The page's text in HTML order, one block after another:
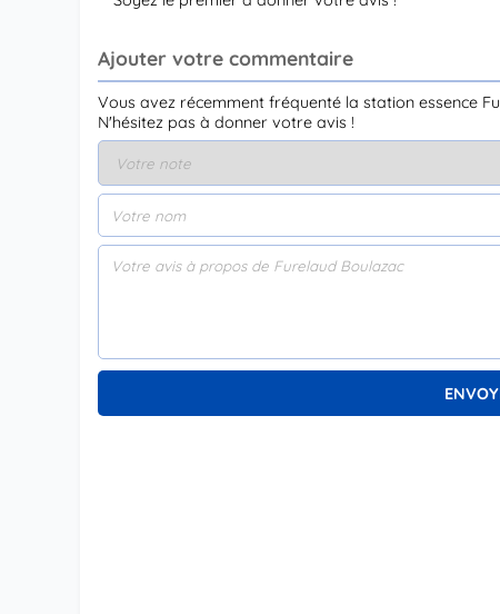
Ajouter votre commentaire
Vous avez récemment fréquenté la station essence
N'hésitez pas à donner votre avis !